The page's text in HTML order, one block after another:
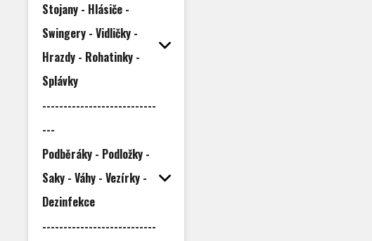
Stojany - Hlásiče -
Swingery - Vidličky -
Hrazdy - Rohatinky -
Splávky
---------------------------
---
Podběráky - Podložky -
Saky - Váhy - Vezírky -
Dezinfekce
---------------------------